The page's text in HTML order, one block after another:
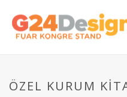
ÖZEL KURUM